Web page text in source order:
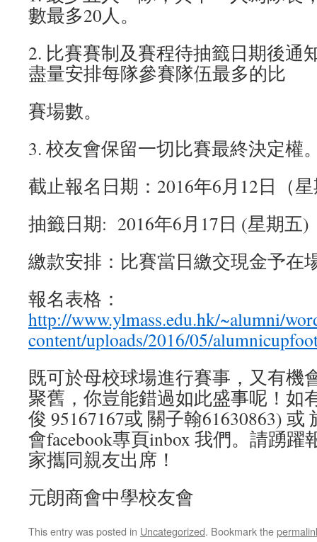
數最多20人。
2. 比賽賽制及賽程待抽籤日期後通
盡量安排每隊參賽隊伍最多的比
賽場數。
3. 校友會保留一切比賽最終決定權
截止報名日期：2016年6月12日（
抽籤日期: 2016年6月17日 (星期五)
繳款安排：比賽當日繳交現金予在
報名表格：
http://www.ylmass.edu.hk/~alumni/
content/uploads/2016/05/
既可於母校球場進行賽事，又有機
聚舊，你豈能錯過如此盛事呢！如
俊 95167167或 關子翰61630863)
會facebook專頁inbox 我們。請踴
家攜同親友出席！
元朗商會中學校友會
This entry was posted in Uncategorized. Bookmark the